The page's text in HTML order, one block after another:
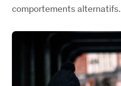
comportements alternatifs.